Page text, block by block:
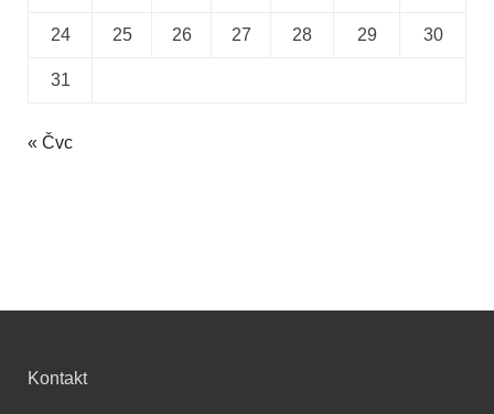
24 25 26 27 28 29 30
31
« Čvc
Kontakt